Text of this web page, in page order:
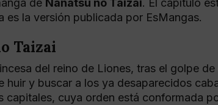
de Nanatsu no Taizai. El capítulo
es la versión publicada por EsMangas.
Taizai
del reino de Liones, tras el golpe
huir y buscar a los ya desaparecidos
capitales, cuya orden está conformada